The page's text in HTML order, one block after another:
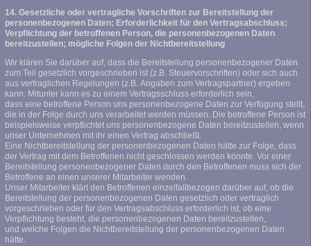
14. Gesetzliche oder vertragliche Vorschriften zur Bereitstellung der
personenbezogenen Daten; Erforderlichkeit für den Vertragsabschluss;
Verpflichtung der betroffenen Person, die personenbezogenen Daten
bereitzustellen; mögliche Folgen der Nichtbereitstellung
Wir klären Sie darüber auf, dass die Bereitstellung personenbezogener Daten
zum Teil gesetzlich vorgeschrieben ist (z.B. Steuervorschriften) oder sich auch
aus vertraglichen Regelungen (z.B. Angaben zum Vertragspartner) ergeben
kann. Mitunter kann es zu einem Vertragsschluss erforderlich sein,
dass eine betroffene Person uns personenbezogene Daten zur Verfügung stellt,
die in der Folge durch uns verarbeitet werden müssen. Die betroffene Person ist
beispielsweise verpflichtet uns personenbezogene Daten bereitzustellen, wenn
unser Unternehmen mit ihr einen Vertrag abschließt.
Eine Nichtbereitstellung der personenbezogenen Daten hätte zur Folge, dass
der Vertrag mit dem Betroffenen nicht geschlossen werden könnte. Vor einer
Bereitstellung personenbezogener Daten durch den Betroffenen muss sich der
Betroffene an einen unserer Mitarbeiter wenden.
Unser Mitarbeiter klärt den Betroffenen einzelfallbezogen darüber auf, ob die
Bereitstellung der personenbezogenen Daten gesetzlich oder vertraglich
vorgeschrieben oder für den Vertragsabschluss erforderlich ist, ob eine
Verpflichtung besteht, die personenbezogenen Daten bereitzustellen,
und welche Folgen die Nichtbereitstellung der personenbezogenen Daten
hätte.